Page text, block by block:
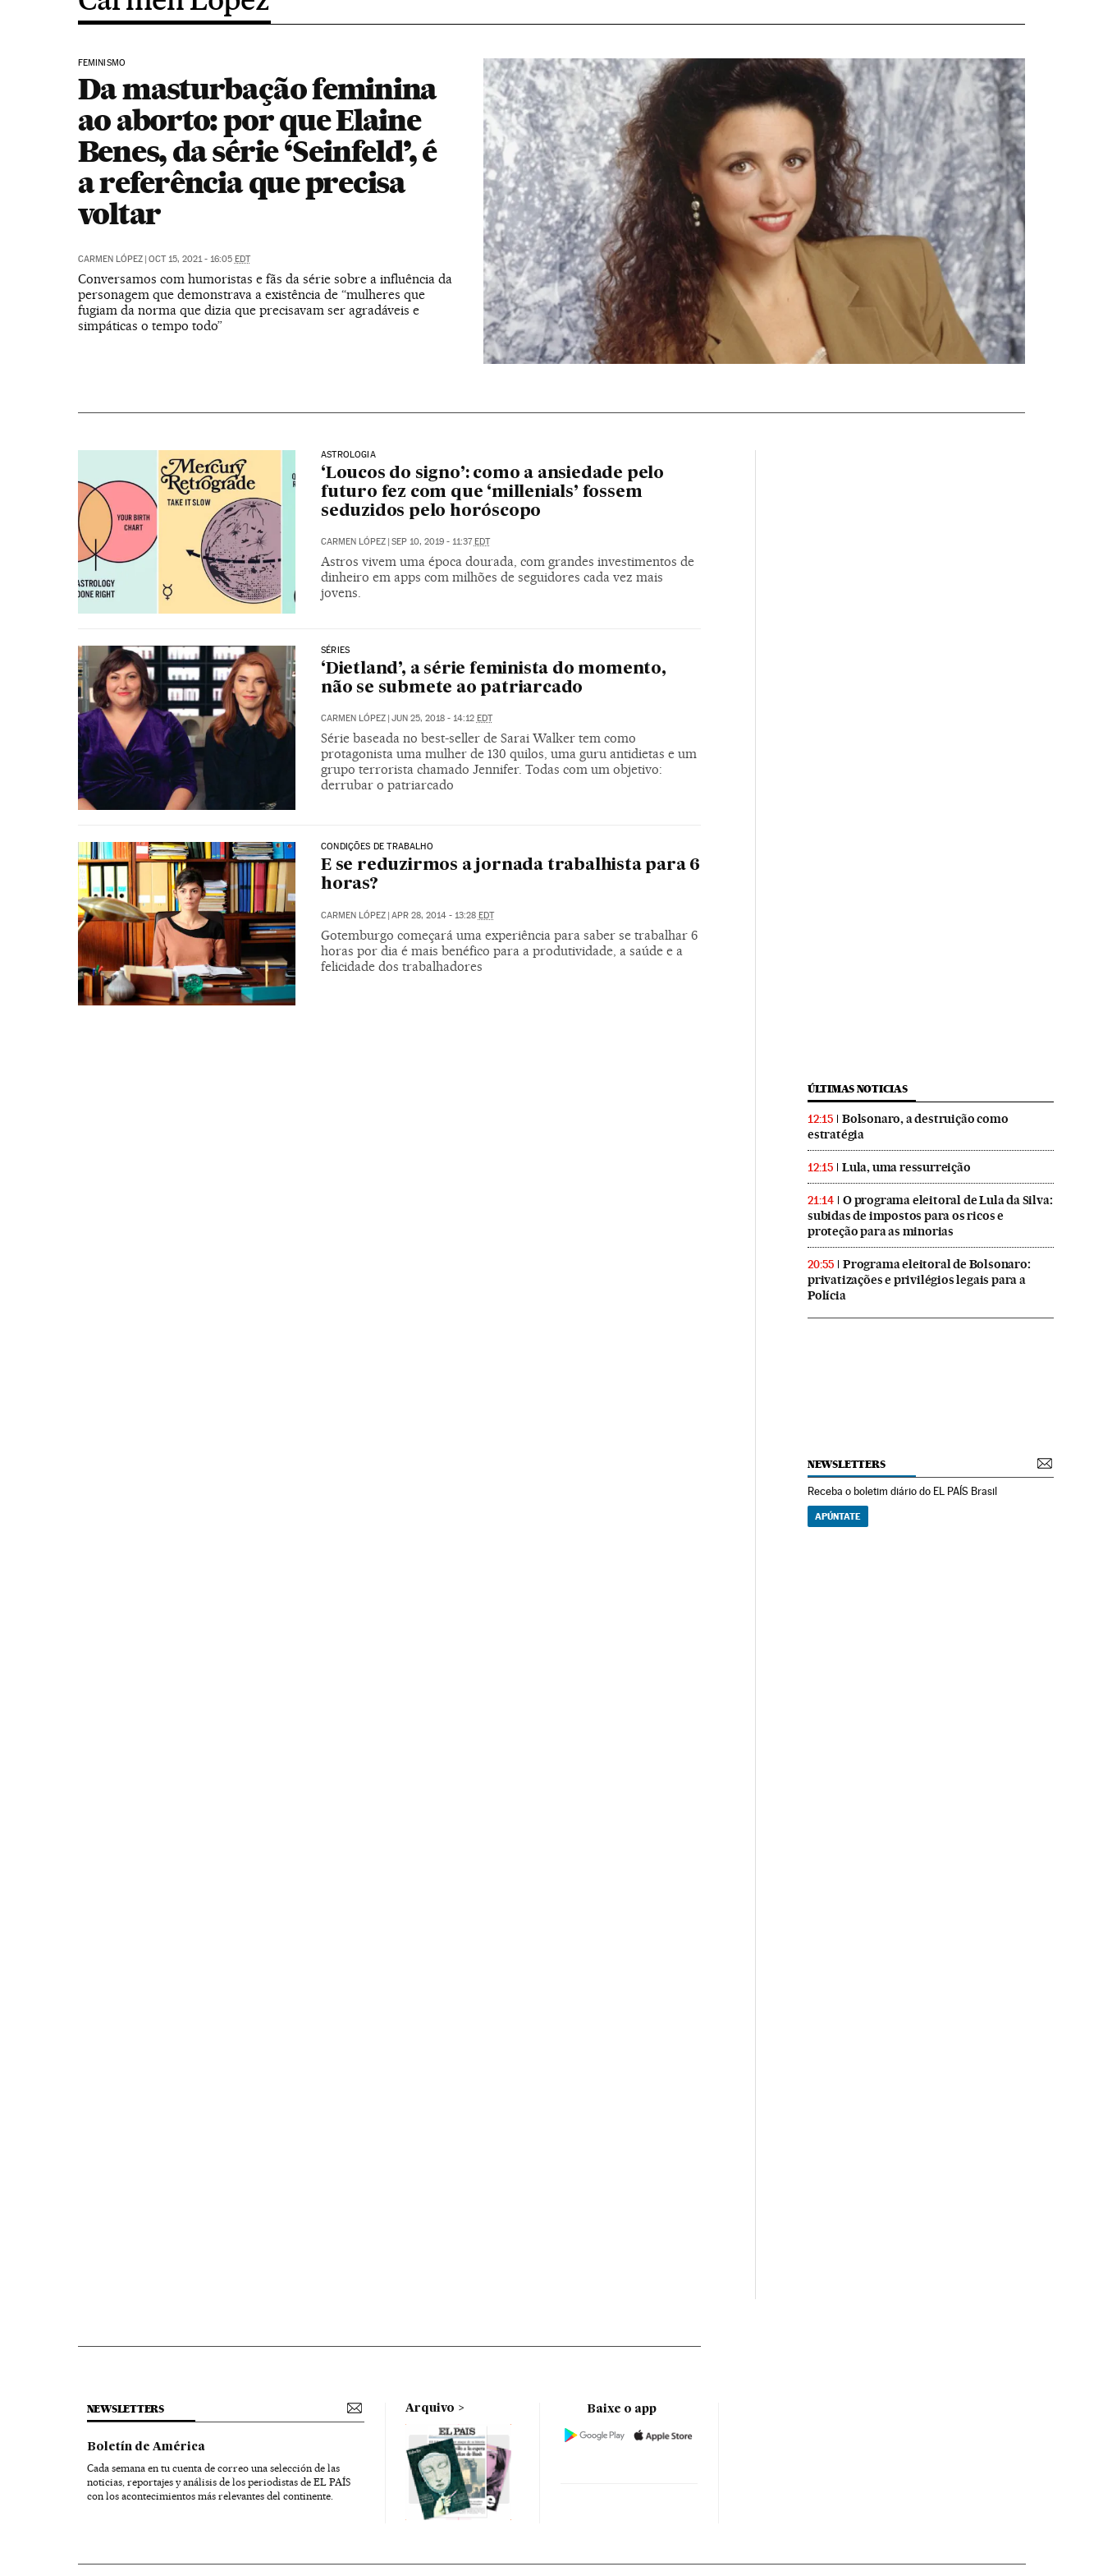
FEMINISMO
Da masturbação feminina
ao aborto: por que Elaine
Benes, da série ‘Seinfeld’, é
a referência que precisa
voltar
CARMEN LÓPEZ | OCT 15, 2021 - 16:05 EDT
Conversamos com humoristas e fãs da série sobre a influência da
personagem que demonstrava a existência de “mulheres que
fugiam da norma que dizia que precisavam ser agradáveis e
simpáticas o tempo todo”
ASTROLOGIA
‘Loucos do signo’: como a ansiedade pelo
futuro fez com que ‘millenials’ fossem
seduzidos pelo horóscopo
CARMEN LÓPEZ | SEP 10, 2019 - 11:37EDT
Astros vivem uma época dourada, com grandes investimentos de
dinheiro em apps com milhões de seguidores cada vez mais
jovens.
SÉRIES
‘Dietland’, a série feminista do momento,
não se submete ao patriarcado
CARMEN LÓPEZ JUN 25, 2018 - 14:12 EDT
Série baseada no best-seller de Sarai Walker tem como
protagonista uma mulher de 130 quilos, uma guru antidietas e um
grupo terrorista chamado Jennifer. Todas com um objetivo:
derrubar o patriarcado
CONDIÇÕES DE TRABALHO
E se reduzirmos a jornada trabalhista para 6
horas?
CARMEN LÓPEZ | APR 28, 2014 - 13:28 EDT
Gotemburgo começará uma experiência para saber se trabalhar 6
horas por dia é mais benéfico para a produtividade, a saúde e a
felicidade dos trabalhadores
ÚLTIMAS NOTICIAS
12:15
Bolsonaro, a destruição como
estratégia
12:15 Lula, uma ressurreição
21:14
O programa eleitoral de Lula da Silva:
subidas de impostos para os ricos e
proteção para as minorias
20:55
Programa eleitoral de Bolsonaro:
privatizações e privilégios legais para a
Polícia
NEWSLETTERS
Receba o boletim diário do EL PAÍS Brasil
APÚNTATE
NEWSLETTERS
Boletín de América
Cada semana en tu cuenta de correo una selección de las
noticias, reportajes y análisis de los periodistas de EL PAÍS
con los acontecimientos más relevantes del continente.
Arquivo Baixe o app